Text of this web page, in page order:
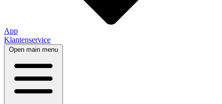
App
Klantenservice
Open main menu